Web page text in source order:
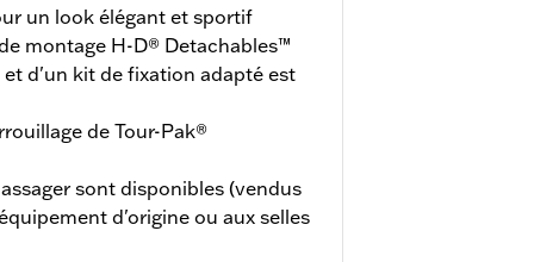
un look élégant et sportif
montage H-D® Detachables™
d'un kit de fixation adapté est
de Tour-Pak®
sont disponibles (vendus
d'origine ou aux selles